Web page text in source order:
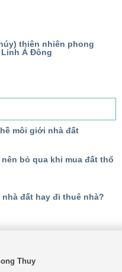
thiên nhiên phong
Linh Á Đông
môi giới nhà đất
bỏ qua khi mua đất thổ
đất hay đi thuê nhà?